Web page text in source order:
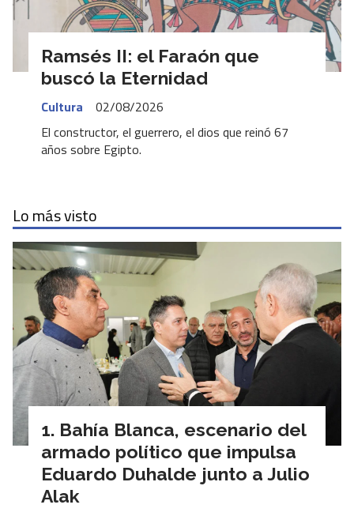
Ramsés II: el Faraón que
buscó la Eternidad
Cultura
02/08/2026
El constructor, el guerrero, el dios que reinó 67
años sobre Egipto.
Lo más visto
Bahía Blanca, escenario del
armado político que impulsa
Eduardo Duhalde junto a Julio
Alak